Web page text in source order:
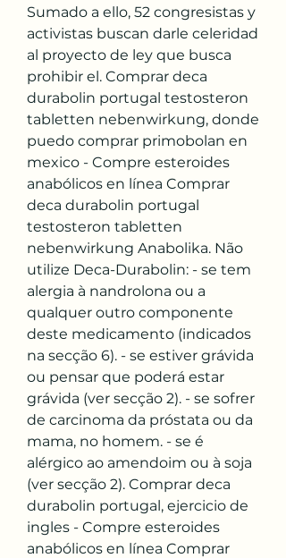
Sumado a ello, 52 congresistas y
activistas buscan darle celeridad
al proyecto de ley que busca
prohibir el. Comprar deca
durabolin portugal testosteron
tabletten nebenwirkung, donde
puedo comprar primobolan en
mexico - Compre esteroides
anabólicos en línea Comprar
deca durabolin portugal
testosteron tabletten
nebenwirkung Anabolika. Não
utilize Deca-Durabolin: - se tem
alergia à nandrolona ou a
qualquer outro componente
deste medicamento (indicados
na secção 6). - se estiver grávida
ou pensar que poderá estar
grávida (ver secção 2). - se sofrer
de carcinoma da próstata ou da
mama, no homem. - se é
alérgico ao amendoim ou à soja
(ver secção 2). Comprar deca
durabolin portugal, ejercicio de
ingles - Compre esteroides
anabólicos en línea Comprar